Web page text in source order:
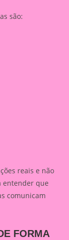
são:
reais e não
entender que
comunicam
FORMA